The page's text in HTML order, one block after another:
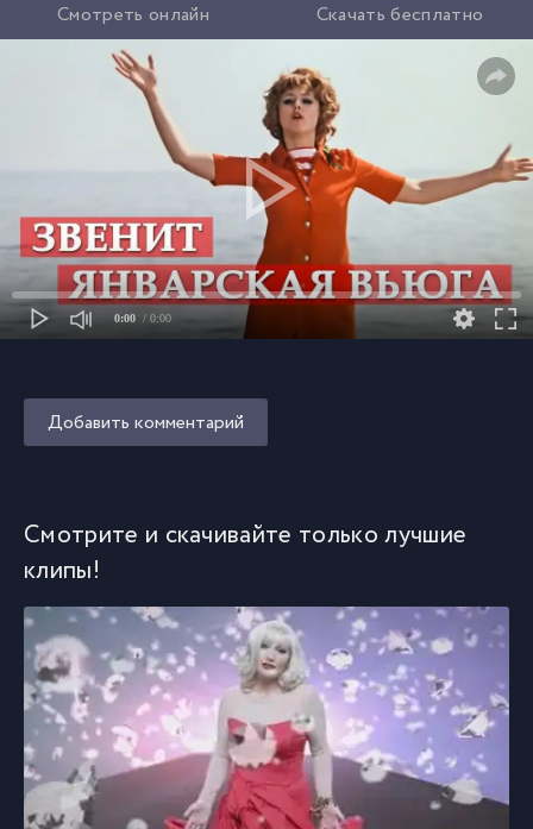
Смотреть онлайн Скачать бесплатно
0:00 / 0:00
Добавить комментарий
Смотрите и скачивайте только лучшие
клипы!